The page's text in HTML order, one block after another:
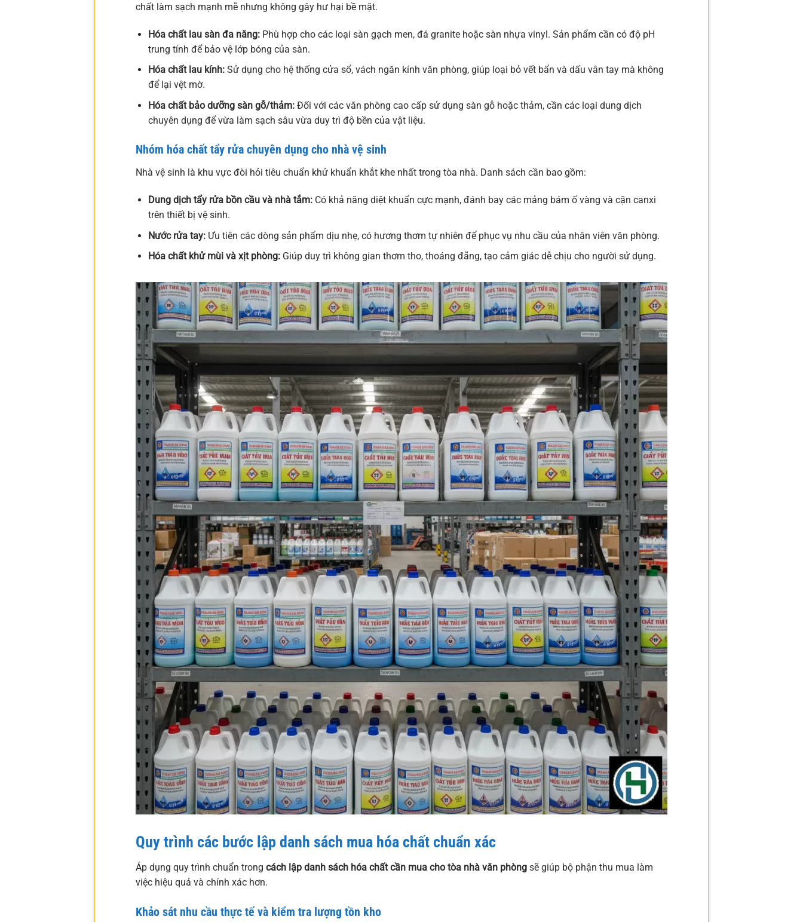
chất làm sạch mạnh mẽ nhưng không gây hư hại bề mặt.
Hóa chất lau sàn đa năng:Phù hợp cho các loại sàn gạch men, đá granite hoặc sàn nhựa vinyl. Sản phẩm cần có độ pH
trung tính để bảo vệ lớp bóng của sàn.
Hóa chất lau kính:Sử dụng cho hệ thống cửa sổ, vách ngăn kính văn phòng, giúp loại bỏ vết bẩn và dấu vân tay mà không
để lại vệt mờ.
Hóa chất bảo dưỡng sàn gỗ/thảm:Đối với các văn phòng cao cấp sử dụng sàn gỗ hoặc thảm, cần các loại dung dịch
chuyên dụng để vừa làm sạch sâu vừa duy trì độ bền của vật liệu.
Nhóm hóa chất tẩy rửa chuyên dụng cho nhà vệ sinh
Nhà vệ sinh là khu vực đòi hỏi tiêu chuẩn khử khuẩn khắt khe nhất trong tòa nhà. Danh sách cần bao gồm:
Dung dịch tẩy rửa bồn cầu và nhà tắm:Có khả năng diệt khuẩn cực mạnh, đánh bay các mảng bám ố vàng và cặn canxi
trên thiết bị vệ sinh.
Nước rửa tay:Ưu tiên các dòng sản phẩm dịu nhẹ, có hương thơm tự nhiên để phục vụ nhu cầu của nhân viên văn phòng.
Hóa chất khử mùi và xịt phòng:Giúp duy trì không gian thơm tho, thoáng đãng, tạo cảm giác dễ chịu cho người sử dụng.
Quy trình các bước lập danh sách mua hóa chất chuẩn xác
Áp dụng quy trình chuẩn trong cách lập danh sách hóa chất cần mua cho tòa nhà văn phòngsẽ giúp bộ phận thu mua làm
việc hiệu quả và chính xác hơn.
Khảo sát nhu cầu thực tế và kiểm tra lượng tồn kho